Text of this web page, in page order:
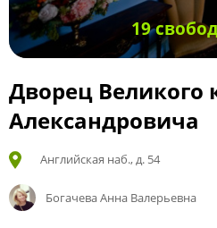
19
Дворец Великого
Александровича
Английская наб., д. 54
Богачева Анна Валерьевна